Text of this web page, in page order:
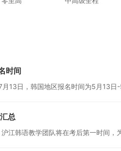
时间
13日，韩国地区报名时间为5月13日-
总
韩语教学团队将在考后第一时间，